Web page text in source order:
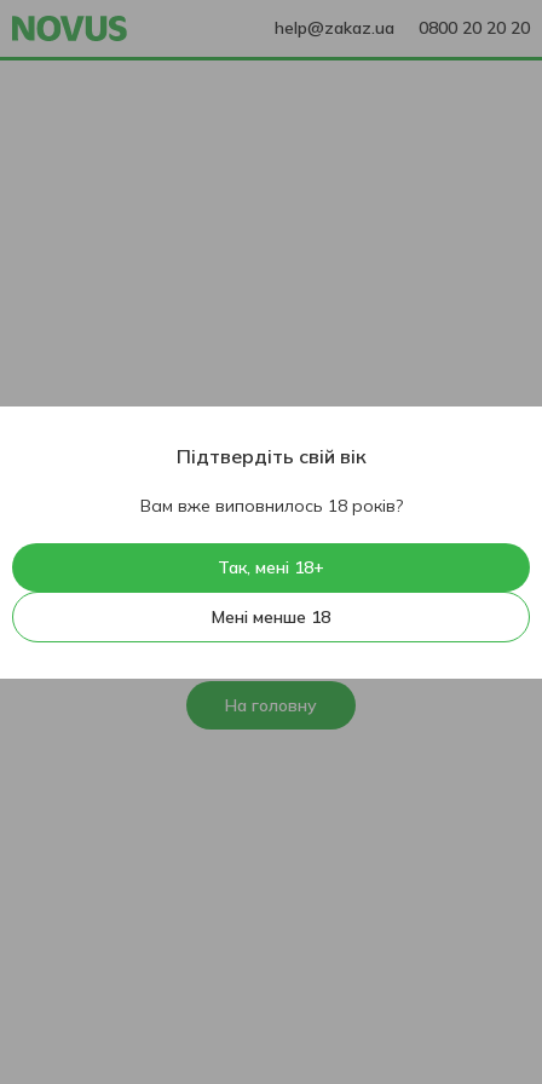
help@zakaz.ua 0800 20 20 20
404
На жаль, ця сторінка не
знайдена
На головну
Підтвердіть свій вік
Вам вже виповнилось 18 років?
Так, мені 18+
Мені менше 18